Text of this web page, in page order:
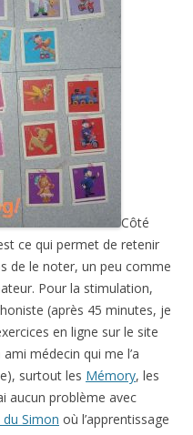
Côté
ce qui permet de retenir
de le noter, un peu comme
Pour la stimulation,
(après 45 minutes, je
en ligne sur le site
médecin qui me l’a
surtout les Mémory, les
aucun problème avec
du Simon où l’apprentissage